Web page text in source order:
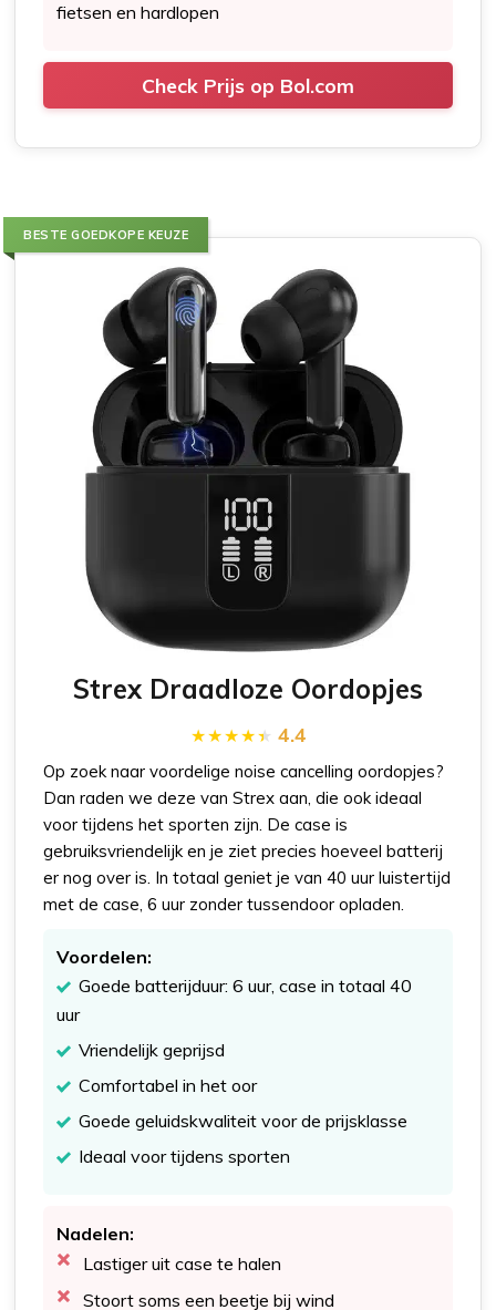
fietsen en hardlopen
Check Prijs op Bol.com
BESTE GOEDKOPE KEUZE
Strex Draadloze Oordopjes
4.4
Op zoek naar voordelige noise cancelling oordopjes?
Dan raden we deze van Strex aan, die ook ideaal
voor tijdens het sporten zijn. De case is
gebruiksvriendelijk en je ziet precies hoeveel batterij
er nog over is. In totaal geniet je van 40 uur luistertijd
met de case, 6 uur zonder tussendoor opladen.
Voordelen:
Goede batterijduur: 6 uur, case in totaal 40
uur
Vriendelijk geprijsd
Comfortabel in het oor
Goede geluidskwaliteit voor de prijsklasse
Ideaal voor tijdens sporten
Nadelen:
Lastiger uit case te halen
Stoort soms een beetje bij wind